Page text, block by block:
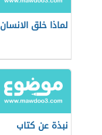
لماذا خلق الانسان
نبذة عن كتاب